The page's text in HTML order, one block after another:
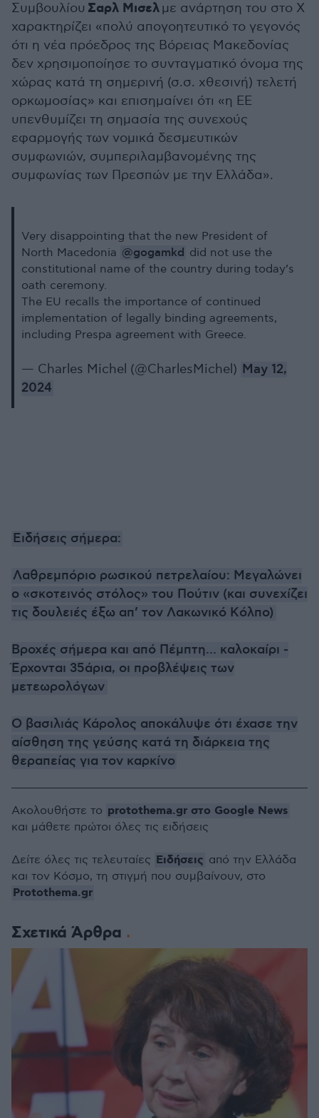
Συμβουλίου Σαρλ Μισελμε ανάρτηση του στο Χ
χαρακτηρίζει «πολύ απογοητευτικό το γεγονός
ότι η νέα πρόεδρος της Βόρειας Μακεδονίας
δεν χρησιμοποίησε το συνταγματικό όνομα της
χώρας κατά τη σημερινή (σ.σ. χθεσινή) τελετή
ορκωμοσίας» και επισημαίνει ότι «η ΕΕ
υπενθυμίζει τη σημασία της συνεχούς
εφαρμογής των νομικά δεσμευτικών
συμφωνιών, συμπεριλαμβανομένης της
συμφωνίας των Πρεσπών με την Ελλάδα».
Very disappointing that the new President of
North Macedonia @gogamkd did not use the
constitutional name of the country during today’s
oath ceremony.
The EU recalls the importance of continued
implementation of legally binding agreements,
including Prespa agreement with Greece.
— Charles Michel (@CharlesMichel) May 12,
2024
Ειδήσεις σήμερα:
Λαθρεμπόριο ρωσικού πετρελαίου: Μεγαλώνει
ο «σκοτεινός στόλος» του Πούτιν (και συνεχίζει
τις δουλειές έξω απ’ τον Λακωνικό Kόλπο)
Βροχές σήμερα και από Πέμπτη... καλοκαίρι -
Έρχονται 35άρια, οι προβλέψεις των
μετεωρολόγων
Ο βασιλιάς Κάρολος αποκάλυψε ότι έχασε την
αίσθηση της γεύσης κατά τη διάρκεια της
θεραπείας για τον καρκίνο
Σχετικά Άρθρα
Ακολουθήστε το protothema.gr στο Google News
και μάθετε πρώτοι όλες τις ειδήσεις
Δείτε όλες τις τελευταίες Ειδήσεις από την Ελλάδα
και τον Κόσμο, τη στιγμή που συμβαίνουν, στο
Protothema.gr